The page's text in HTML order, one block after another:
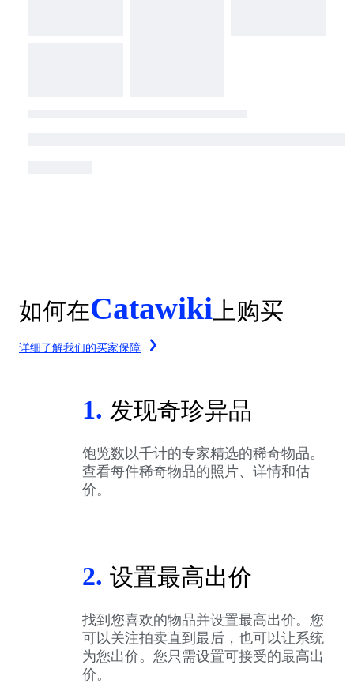
如何在Catawiki 上购买
详细了解我们的买家保障
1. 发现奇珍异品
饱览数以千计的专家精选的稀奇物品。
查看每件稀奇物品的照片、详情和估
价。
2. 设置最高出价
找到您喜欢的物品并设置最高出价。您
可以关注拍卖直到最后，也可以让系统
为您出价。您只需设置可接受的最高出
价。